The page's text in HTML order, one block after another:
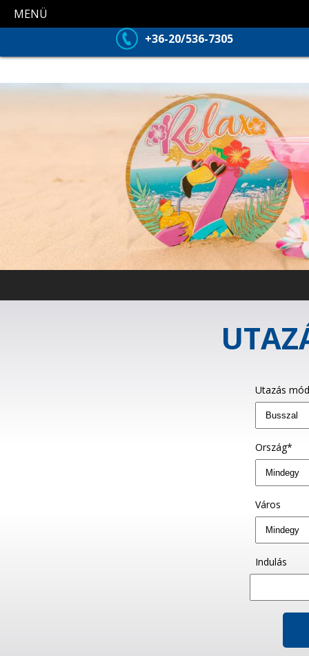
MENÜ
+36-20/536-7305
Utazás
Ország*
Város
Indulás